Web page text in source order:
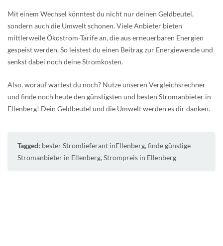
Mit einem Wechsel könntest du nicht nur deinen Geldbeutel,
sondern auch die Umwelt schonen. Viele Anbieter bieten
mittlerweile Ökostrom-Tarife an, die aus erneuerbaren Energien
gespeist werden. So leistest du einen Beitrag zur Energiewende und
senkst dabei noch deine Stromkosten.
Also, worauf wartest du noch? Nutze unseren Vergleichsrechner
und finde noch heute den günstigsten und besten Stromanbieter in
Ellenberg! Dein Geldbeutel und die Umwelt werden es dir danken.
Tagged: bester Stromlieferant inEllenberg, finde günstige
Stromanbieter in Ellenberg, Strompreis in Ellenberg